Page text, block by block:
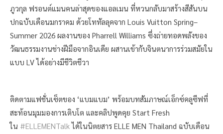
ภูวกุล ฟรอนต์แมนคนล่าสุดของแอลเมน ที่หวนกลับมาสร้างสีสันบน
ปกฉบับเดือนมกราคม ด้วยโททัลลุคจาก Louis Vuitton Spring–
Summer 2026 ผลงานของ Pharrell Williams ซึ่งถ่ายทอดพลังของ
วัฒนธรรมงานช่างฝีมือจากอินเดีย ผสานเข้ากับจินตนาการร่วมสมัยใน
แบบ LV ได้อย่างมีชีวิตชีวา
ติดตามแฟชั่นเซ็ตของ ‘แบมแบม’ พร้อมบทสัมภาษณ์เอ็กซ์คลูซีฟที่
สะท้อนมุมมองการเติบโต และคลิปพูดคุย Start Fresh
ใน #ELLEMENTalkได้ในนิตยสาร ELLE MEN Thailand ฉบับเดือน